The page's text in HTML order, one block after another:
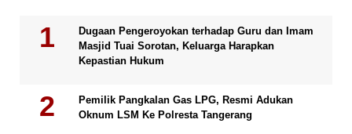
Dugaan Pengeroyokan terhadap Guru dan Imam
Masjid Tuai Sorotan, Keluarga Harapkan
Kepastian Hukum
Pemilik Pangkalan Gas LPG, Resmi Adukan
Oknum LSM Ke Polresta Tangerang